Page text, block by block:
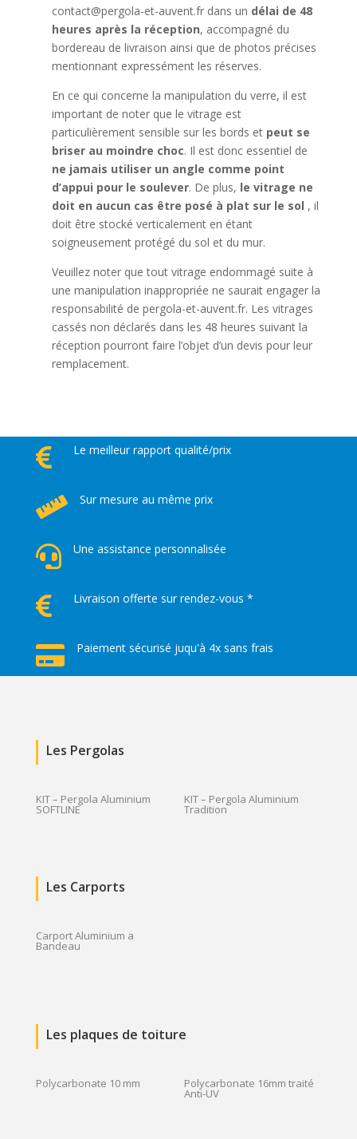
contact@pergola-et-auvent.fr dans un délai de 48
heures après la réception, accompagné du
bordereau de livraison ainsi que de photos précises
mentionnant expressément les réserves.
En ce qui concerne la manipulation du verre, il est
important de noter que le vitrage est
particulièrement sensible sur les bords et peut se
briser au moindre choc. Il est donc essentiel de
ne jamais utiliser un angle comme point
d’appui pour le soulever. De plus, le vitrage ne
doit en aucun cas être posé à plat sur le sol , il
doit être stocké verticalement en étant
soigneusement protégé du sol et du mur.
Veuillez noter que tout vitrage endommagé suite à
une manipulation inappropriée ne saurait engager la
responsabilité de pergola-et-auvent.fr. Les vitrages
cassés non déclarés dans les 48 heures suivant la
réception pourront faire l’objet d’un devis pour leur
remplacement.
 Le meilleur rapport qualité/prix
 Sur mesure au même prix
 Une assistance personnalisée
 Livraison offerte sur rendez-vous *
 Paiement sécurisé juqu'à 4x sans frais
Les Pergolas
KIT – Pergola Aluminium
SOFTLINE
KIT – Pergola Aluminium
Tradition
Les Carports
Carport Aluminium a
Bandeau
Les plaques de toiture
Polycarbonate 10 mm Polycarbonate 16mm traité
Anti-UV